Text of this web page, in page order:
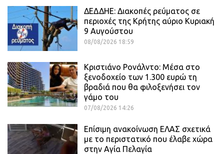
ΔΕΔΔΗΕ: Διακοπές ρεύματος σε
περιοχές της Κρήτης αύριο Κυριακή
9 Αυγούστου
08/08/2026 18:59
Κριστιάνο Ρονάλντο: Μέσα στο
ξενοδοχείο των 1.300 ευρώ τη
βραδιά που θα φιλοξενήσει τον
γάμο του
07/08/2026 14:26
Επίσιμη ανακοίνωση ΕΛΑΣ σχετικά
με το περιστατικό που έλαβε χώρα
στην Αγία Πελαγία